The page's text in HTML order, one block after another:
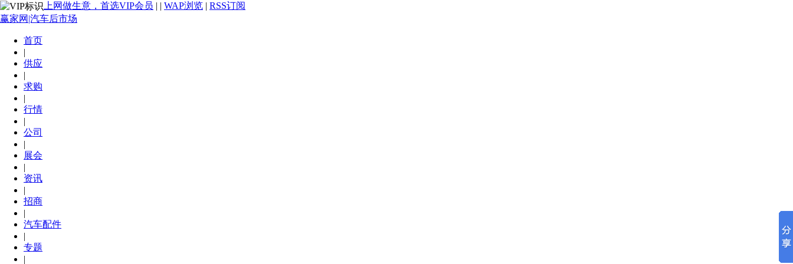
上网做生意，首选VIP会员 | | WAP浏览 | RSS订阅
赢家网|汽车后市场
首页
|
供应
|
求购
|
行情
|
公司
|
展会
|
资讯
|
招商
|
汽车配件
|
专题
|